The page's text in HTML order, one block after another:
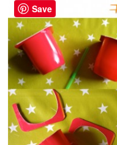
Save